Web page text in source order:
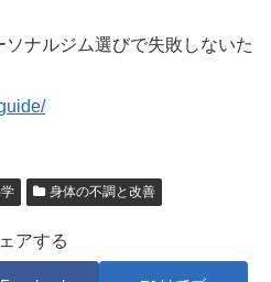
ソナルジム選びで失敗しないた
身体の不調と改善
アする